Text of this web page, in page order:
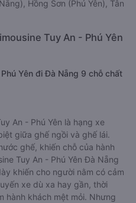
Hồng Sơn (Phú Yên), Tân
Tuy An - Phú Yên
Yên đi Đà Nẵng 9 chỗ chất
An - Phú Yên là hạng xe
giữa ghế ngồi và ghế lái.
ghế, khiến chỗ của hành
Tuy An - Phú Yên Đà Nẵng
khiến cho người nằm có cảm
xe dù xa hay gần, thời
hành khách mệt mỏi. Nhưng